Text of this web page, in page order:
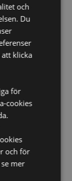
Guide.
15cm
och
Du
klicka
för
cookies
och för
mer